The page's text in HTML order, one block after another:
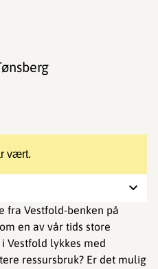
vært.
fra Vestfold-benken på
en av vår tids store
Vestfold lykkes med
ressursbruk? Er det mulig